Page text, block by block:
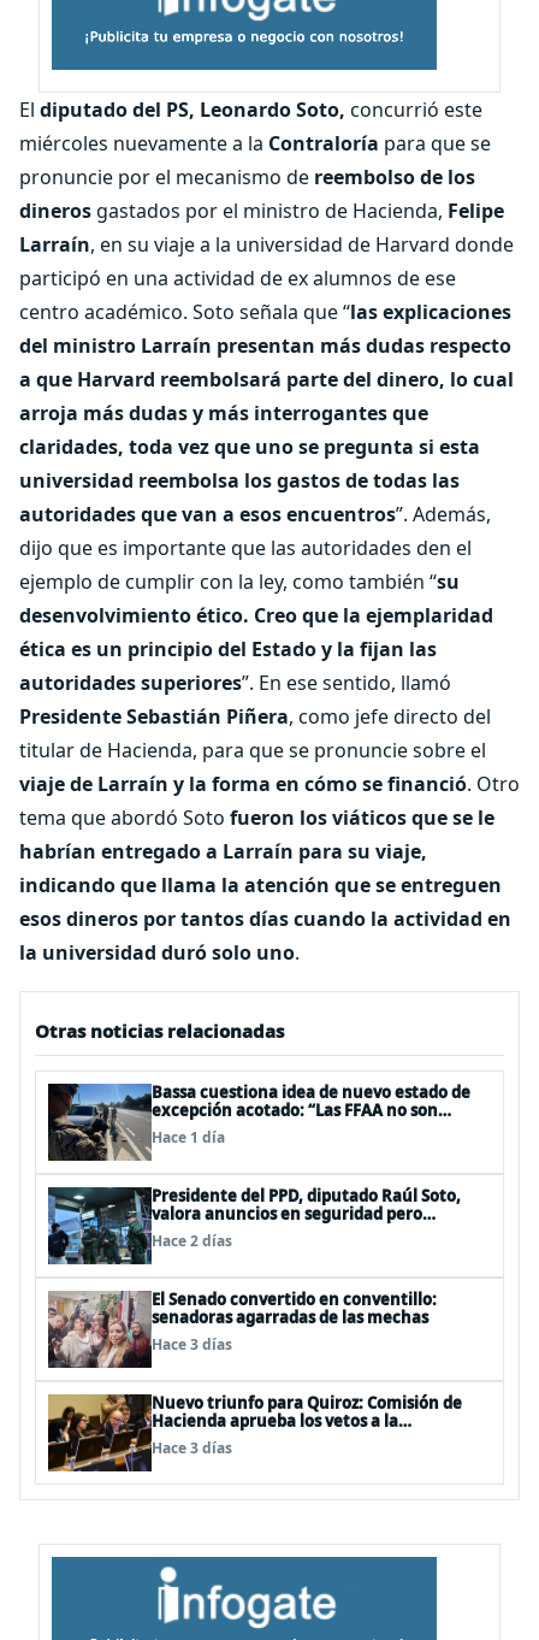
El diputado del PS, Leonardo Soto, concurrió este
miércoles nuevamente a la Contraloría para que se
pronuncie por el mecanismo de reembolso de los
dineros gastados por el ministro de Hacienda, Felipe
Larraín, en su viaje a la universidad de Harvard donde
participó en una actividad de ex alumnos de ese
centro académico. Soto señala que “las explicaciones
del ministro Larraín presentan más dudas respecto
a que Harvard reembolsará parte del dinero, lo cual
arroja más dudas y más interrogantes que
claridades, toda vez que uno se pregunta si esta
universidad reembolsa los gastos de todas las
autoridades que van a esos encuentros”. Además,
dijo que es importante que las autoridades den el
ejemplo de cumplir con la ley, como también “su
desenvolvimiento ético. Creo que la ejemplaridad
ética es un principio del Estado y la fijan las
autoridades superiores”. En ese sentido, llamó
Presidente Sebastián Piñera, como jefe directo del
titular de Hacienda, para que se pronuncie sobre el
viaje de Larraín y la forma en cómo se financió. Otro
tema que abordó Soto fueron los viáticos que se le
habrían entregado a Larraín para su viaje,
indicando que llama la atención que se entreguen
esos dineros por tantos días cuando la actividad en
la universidad duró solo uno.
Otras noticias relacionadas
Bassa cuestiona idea de nuevo estado de
excepción acotado: “Las FFAA no son
policías”
Hace 1 día
Presidente del PPD, diputado Raúl Soto,
valora anuncios en seguridad pero
advierte ausencia clave: alzamiento del
secreto bancario
Hace 2 días
El Senado convertido en conventillo:
senadoras agarradas de las mechas
Hace 3 días
Nuevo triunfo para Quiroz: Comisión de
Hacienda aprueba los vetos a la
Megarreforma
Hace 3 días